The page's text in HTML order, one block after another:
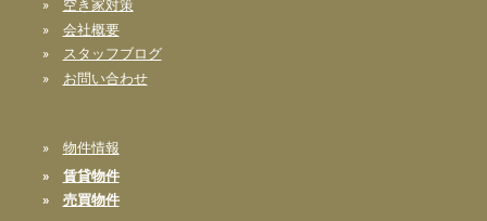
» 空き家対策
» 会社概要
» スタッフブログ
» お問い合わせ
» 物件情報
» 賃貸物件
» 売買物件